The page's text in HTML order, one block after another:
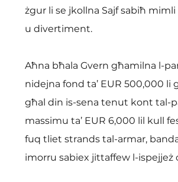
żgur li se jkollna Sajf sabiħ
u divertiment.
Aħna bħala Gvern għamilna l-
nidejna fond ta’ EUR 500,000 li
għal din is-sena tenut kont tal-
massimu ta’ EUR 6,000 lil kull
fuq tliet strands tal-armar,
imorru sabiex jittaffew l-ispejjeż